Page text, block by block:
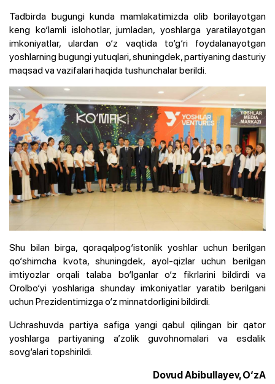
Tadbirda bugungi kunda mamlakatimizda olib borilayotgan
keng ko‘lamli islohotlar, jumladan, yoshlarga yaratilayotgan
imkoniyatlar, ulardan o‘z vaqtida to‘g‘ri foydalanayotgan
yoshlarning bugungi yutuqlari, shuningdek, partiyaning dasturiy
maqsad va vazifalari haqida tushunchalar berildi.
Shu bilan birga, qoraqalpog‘istonlik yoshlar uchun berilgan
qo‘shimcha kvota, shuningdek, ayol-qizlar uchun berilgan
imtiyozlar orqali talaba bo‘lganlar o‘z fikrlarini bildirdi va
Orolbo‘yi yoshlariga shunday imkoniyatlar yaratib berilgani
uchun Prezidentimizga o‘z minnatdorligini bildirdi.
Uchrashuvda partiya safiga yangi qabul qilingan bir qator
yoshlarga partiyaning a’zolik guvohnomalari va esdalik
sovg‘alari topshirildi.
Dovud Abibullayev, O‘zA